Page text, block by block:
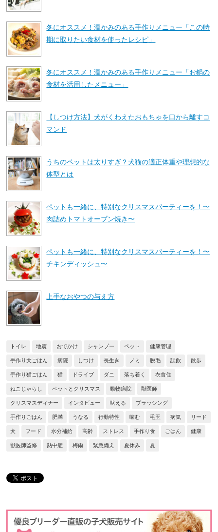
冬にオススメ！温かみのある手作りメニュー「この時
期に取りたい食材を使ったレシピ」
冬にオススメ！温かみのある手作りメニュー「お鍋の
食材を活用したメニュー」
【しつけ方法】犬がくわえたおもちゃを口から離すコ
マンド
うちのペットは太りすぎ？犬猫の適正体重や理想的な
体型とは
ペットも一緒に、特別なクリスマスパーティーを！〜
肉詰めトマトオーブン焼き〜
ペットも一緒に、特別なクリスマスパーティーを！〜
チキンディッシュ〜
上手なおやつの与え方
トイレ 地震 おでかけ シャンプー ペット 健康管理
手作り犬ごはん 病院 しつけ 長生き ノミ 脱毛 誤飲 散歩
手作り猫ごはん 猫 ドライブ ダニ 落ち着く 衣食住
ねこじゃらし ペットとクリスマス 動物病院 獣医師
クリスマスディナー インタビュー 吠える ブラッシング
手作りごはん 肥満 うなる 行動特性 噛む 毛玉 病気 リード
犬 フード 水分補給 高齢 ストレス 手作り食 ごはん 健康
獣医師監修 熱中症 梅雨 緊急備え 夏休み 夏